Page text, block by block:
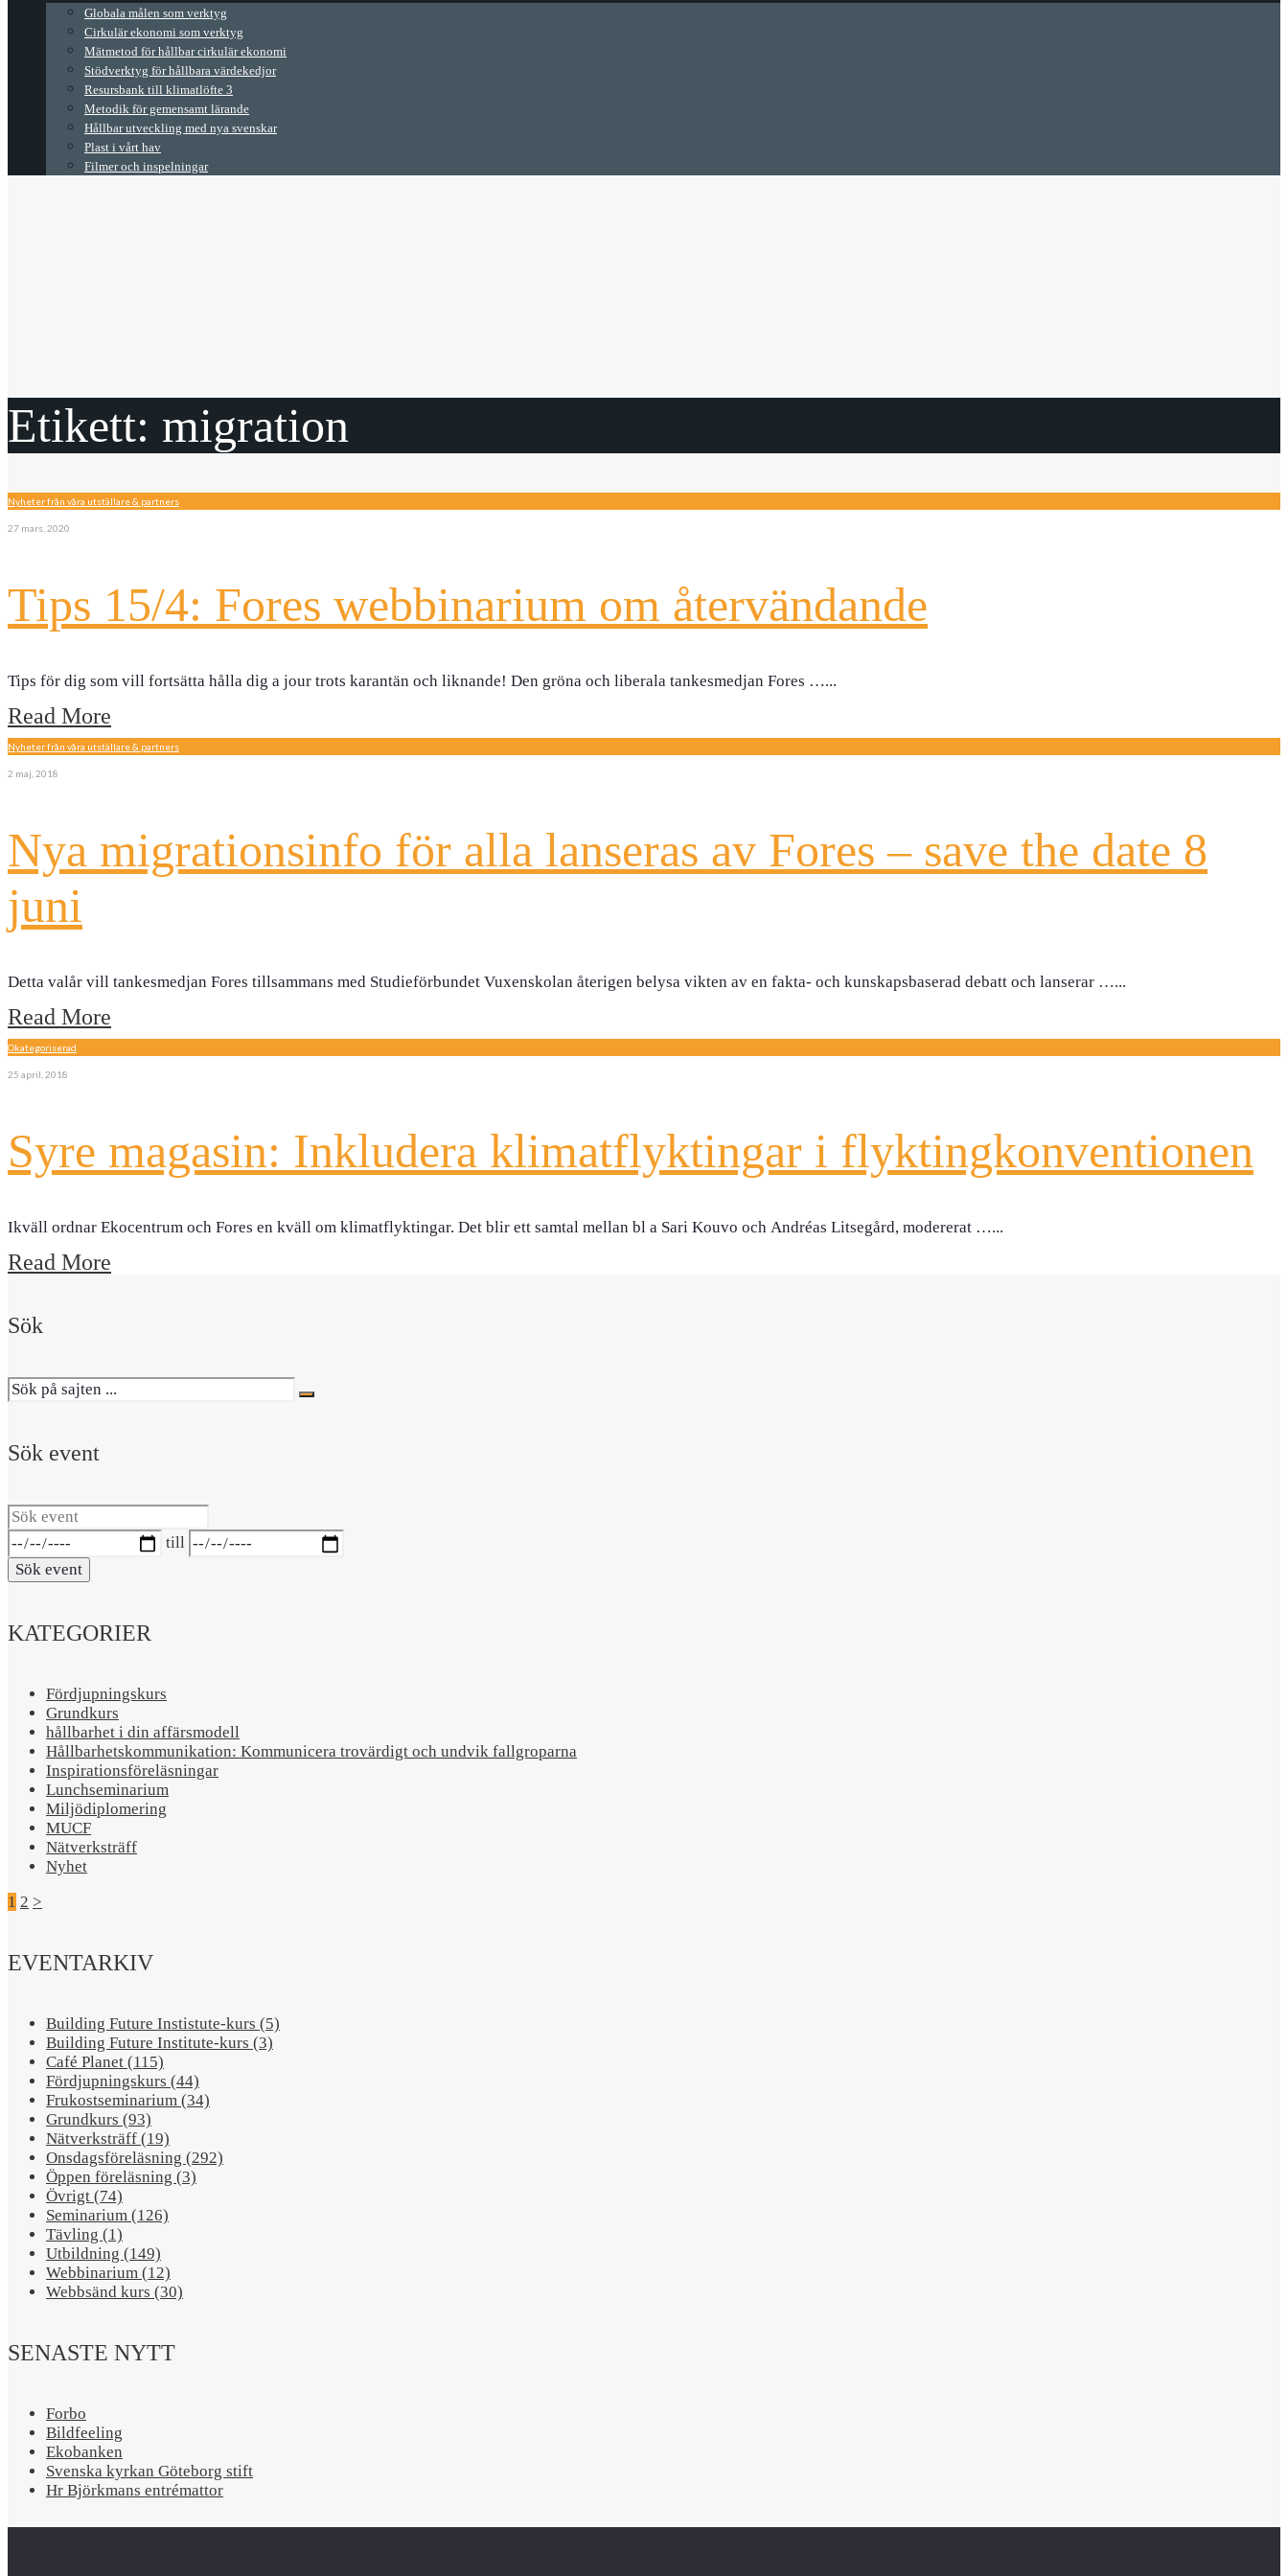
Globala målen som verktyg
Cirkulär ekonomi som verktyg
Mätmetod för hållbar cirkulär ekonomi
Stödverktyg för hållbara värdekedjor
Resursbank till klimatlöfte 3
Metodik för gemensamt lärande
Hållbar utveckling med nya svenskar
Plast i vårt hav
Filmer och inspelningar
Etikett: migration
Nyheter från våra utställare & partners
27 mars, 2020
Tips 15/4: Fores webbinarium om återvändande
Tips för dig som vill fortsätta hålla dig a jour trots karantän och liknande! Den gröna och liberala tankesmedjan Fores …...
Read More
Nyheter från våra utställare & partners
2 maj, 2018
Nya migrationsinfo för alla lanseras av Fores – save the date 8
juni
Detta valår vill tankesmedjan Fores tillsammans med Studieförbundet Vuxenskolan återigen belysa vikten av en fakta- och kunskapsbaserad debatt och lanserar …...
Read More
Okategoriserad
25 april, 2018
Syre magasin: Inkludera klimatflyktingar i flyktingkonventionen
Ikväll ordnar Ekocentrum och Fores en kväll om klimatflyktingar. Det blir ett samtal mellan bl a Sari Kouvo och Andréas Litsegård, modererat …...
Read More
Sök
Sök event
Sök
event
Datumintervall:
till
Sök event
KATEGORIER
Fördjupningskurs
Grundkurs
hållbarhet i din affärsmodell
Hållbarhetskommunikation: Kommunicera trovärdigt och undvik fallgroparna​
Inspirationsföreläsningar
Lunchseminarium
Miljödiplomering
MUCF
Nätverksträff
Nyhet
1 2 >
EVENTARKIV
Building Future Instistute-kurs (5)
Building Future Institute-kurs (3)
Café Planet (115)
Fördjupningskurs (44)
Frukostseminarium (34)
Grundkurs (93)
Nätverksträff (19)
Onsdagsföreläsning (292)
Öppen föreläsning (3)
Övrigt (74)
Seminarium (126)
Tävling (1)
Utbildning (149)
Webbinarium (12)
Webbsänd kurs (30)
SENASTE NYTT
Forbo
Bildfeeling
Ekobanken
Svenska kyrkan Göteborg stift
Hr Björkmans entrémattor